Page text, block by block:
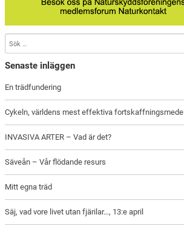
Senaste inläggen
En trädfundering
Cykeln, världens mest effektiva fortskaffningsmedel
INVASIVA ARTER – Vad är det?
Säveån – Vår flödande resurs
Mitt egna träd
Säj, vad vore livet utan fjärilar…, 13:e april